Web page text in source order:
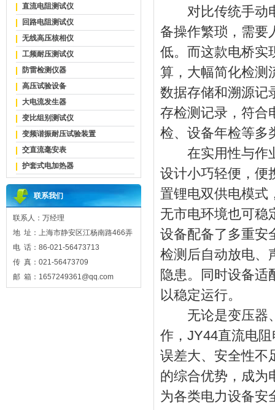
直流电阻测试仪
回路电阻测试仪
无线高压核相仪
工频耐压测试仪
防雷检测仪器
高压试验设备
大电流发生器
变比组别测试仪
变频谐振耐压试验装置
交直流毫安表
护套式电加热器
联系我们
联系人：万经理
地 址：上海市静安区江杨南路466弄
电 话：86-021-56473713
传 真：021-56473709
邮 箱：1657249361@qq.com
对比传统手动电
备操作繁琐，需要
低。而这款电桥实
算，大幅简化检测
数据存储和溯源记
存检测记录，符合
检、设备年检等多
在实用性与作业
设计小巧轻便，便
置锂电双供电模式
无市电环境也可稳
设备配备了多重安
检测后自动放电、
隐患。同时设备适
以稳定运行。
无论是变压器、
作，JY44直流电
误差大、安全性不
的综合优势，成为
为各类电力设备安